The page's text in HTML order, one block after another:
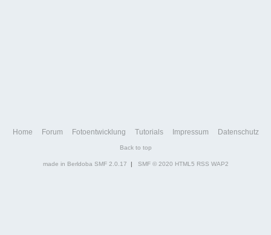
Home Forum Fotoentwicklung Tutorials Impressum Datenschutz
Back to top
made in Berldoba SMF 2.0.17 | SMF © 2020 HTML5 RSS WAP2